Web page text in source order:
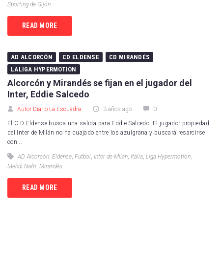
Sporting de Gijón
READ MORE
AD ALCORCÓN CD ELDENSE
CD MIRANDÉS
LALIGA HYPERMOTION
Alcorcón y Mirandés se fijan en el jugador del
Inter, Eddie Salcedo
Autor Diario La Escuadra 3 años ago 0
El C.D Eldense busca una salida para Eddie Salcedo. El jugador propiedad
del Inter de Milán no ha cuajado entre los azulgrana y buscará resarcirse
con...
AD Alcorcón, Eldense, Futbol, Inter de Milán, Italia, Liga Hypermotion,
Mehdi Nafti, Mirandés
READ MORE